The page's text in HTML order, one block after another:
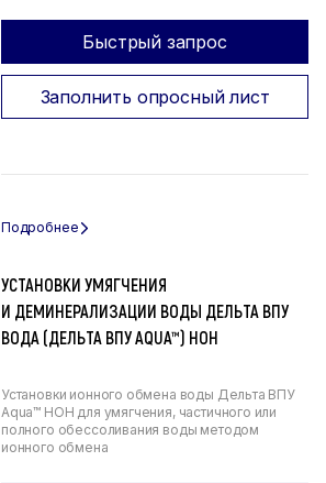
Быстрый запрос
Заполнить опросный лист
УСТАНОВКИ УМЯГЧЕНИЯ
И ДЕМИНЕРАЛИЗАЦИИ ВОДЫ ДЕЛЬТА ВПУ
ВОДА (ДЕЛЬТА ВПУ AQUA™) НОН
Установки ионного обмена воды Дельта ВПУ
Aqua™ НОН для умягчения, частичного или
полного обессоливания воды методом
ионного обмена